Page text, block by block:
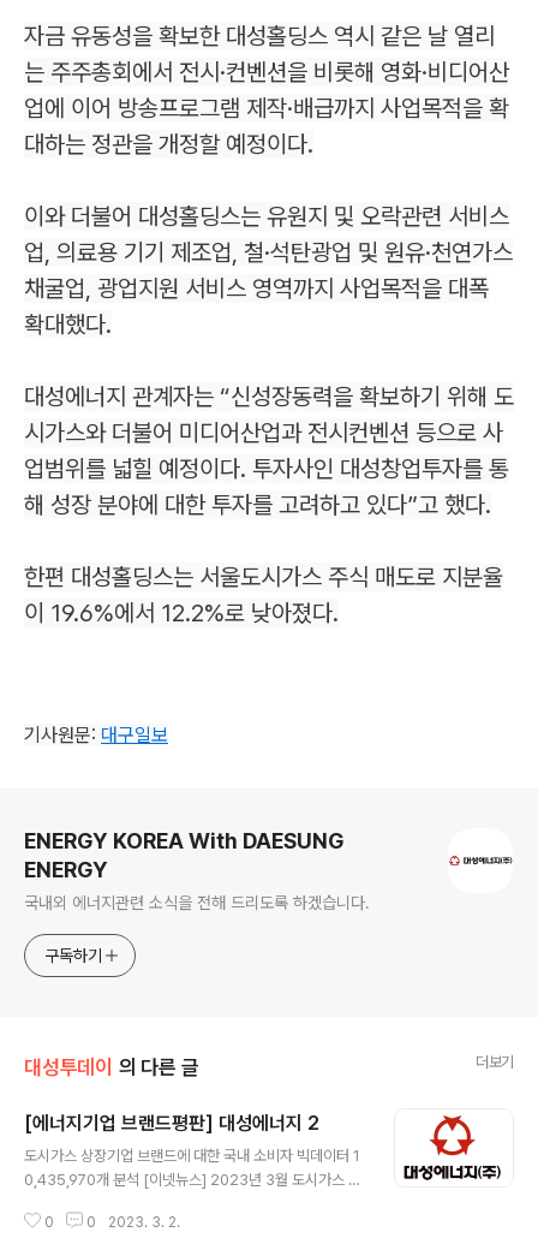
자금 유동성을 확보한 대성홀딩스 역시 같은 날 열리
는 주주총회에서 전시·컨벤션을 비롯해 영화·비디어산
업에 이어 방송프로그램 제작·배급까지 사업목적을 확
대하는 정관을 개정할 예정이다.
이와 더불어 대성홀딩스는 유원지 및 오락관련 서비스
업, 의료용 기기 제조업, 철·석탄광업 및 원유·천연가스
채굴업, 광업지원 서비스 영역까지 사업목적을 대폭
확대했다.
대성에너지 관계자는 “신성장동력을 확보하기 위해 도
시가스와 더불어 미디어산업과 전시컨벤션 등으로 사
업범위를 넓힐 예정이다. 투자사인 대성창업투자를 통
해 성장 분야에 대한 투자를 고려하고 있다”고 했다.
한편 대성홀딩스는 서울도시가스 주식 매도로 지분율
이 19.6%에서 12.2%로 낮아졌다.
기사원문: 대구일보
ENERGY KOREA With DAESUNG
ENERGY
국내외 에너지관련 소식을 전해 드리도록 하겠습니다.
구독하기
대성투데이 의 다른 글 더보기
[에너지기업 브랜드평판] 대성에너지 2
도시가스 상장기업 브랜드에 대한 국내 소비자 빅데이터 1
0,435,970개 분석 [이넷뉴스] 2023년 3월 도시가스 상
드위원회는 2일 도시가스 상장기업 ‘2023년 3월 빅데이
0 0 2023. 3. 2.